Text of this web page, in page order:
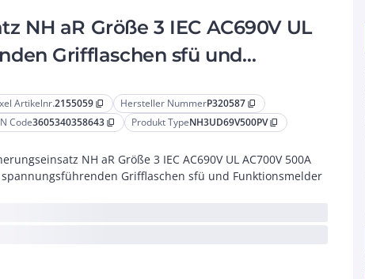
NH aR Größe 3 IEC AC690V UL
Grifflaschen sfü und
Artikelnr.2155059 content_copy Hersteller NummerP320587 content_copy
Code3605340358643 content_copy Produkt TypeNH3UD69V500PV content_copy
NH aR Größe 3 IEC AC690V UL AC700V 500A
Grifflaschen sfü und Funktionsmelder